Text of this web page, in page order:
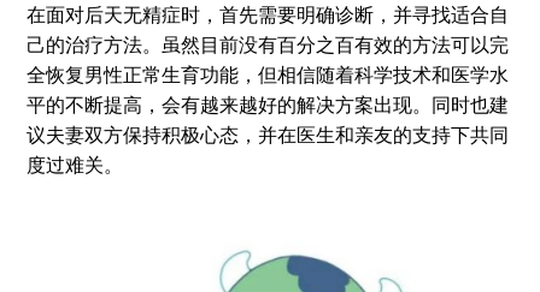
在面对后天无精症时，首先需要明确诊断，并寻找适合自
己的治疗方法。虽然目前没有百分之百有效的方法可以完
全恢复男性正常生育功能，但相信随着科学技术和医学水
平的不断提高，会有越来越好的解决方案出现。同时也建
议夫妻双方保持积极心态，并在医生和亲友的支持下共同
度过难关。